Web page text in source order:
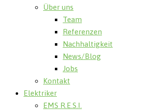
Über uns
Team
Referenzen
Nachhaltigkeit
News/Blog
Jobs
Kontakt
Elektriker
EMS R.E.S.I.